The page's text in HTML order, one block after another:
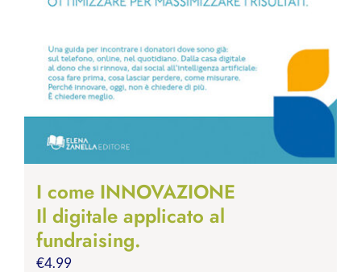
I come INNOVAZIONE
Il digitale applicato al
fundraising.
€4.99